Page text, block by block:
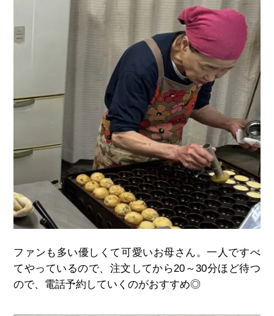
ファンも多い優しくて可愛いお母さん。一人ですべ
てやっているので、注文してから20～30分ほど待つ
ので、電話予約していくのがおすすめ◎